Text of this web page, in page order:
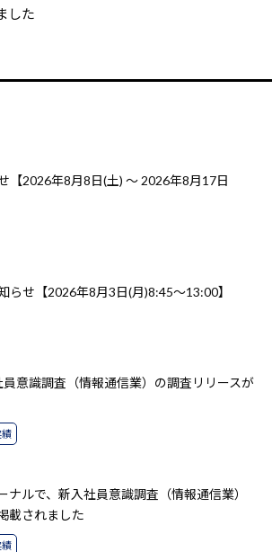
した
【2026年8月8日(土) ～ 2026年8月17日
らせ【2026年8月3日(月)8:45～13:00】
意識調査（情報通信業）の調査リリースが
績
ナルで、新入社員意識調査（情報通信業）
載されました
績